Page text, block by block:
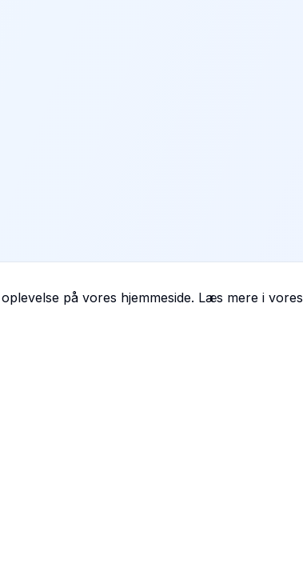
på vores hjemmeside. Læs mere i vores